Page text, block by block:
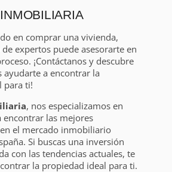
en comprar una vivienda,
expertos puede asesorarte en
¡Contáctanos y descubre
ayudarte a encontrar la
para ti!
, nos especializamos en
encontrar las mejores
el mercado inmobiliario
Si buscas una inversión
con las tendencias actuales, te
la propiedad ideal para ti.